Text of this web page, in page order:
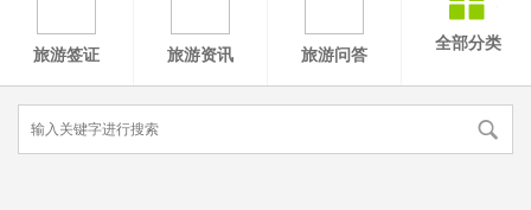
旅游签证 旅游资讯 旅游问答
全部分类